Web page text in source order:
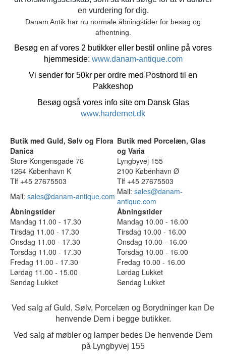
en vurdering for dig.
Danam Antik har nu normale åbningstider for besøg og
afhentning.
Besøg en af vores 2 butikker eller bestil online på vores
hjemmeside: www.danam-antique.com
Vi sender for 50kr per ordre med Postnord til en
Pakkeshop
Besøg også vores info site om Dansk Glas
www.hardernet.dk
Butik med Guld, Sølv og Flora
Danica
Butik med Porcelæn, Glas
og Varia
Store Kongensgade 76
Lyngbyvej 155
1264 København K
2100 København Ø
Tlf +45 27675503
Tlf +45 27675503
Mail: sales@danam-antique.com Mail: sales@danam-
antique.com
Åbningstider
Åbningstider
Mandag 11.00 - 17.30
Mandag 10.00 - 16.00
Tirsdag 11.00 - 17.30
Tirsdag 10.00 - 16.00
Onsdag 11.00 - 17.30
Onsdag 10.00 - 16.00
Torsdag 11.00 - 17.30
Torsdag 10.00 - 16.00
Fredag 11.00 - 17.30
Fredag 10.00 - 16.00
Lørdag 11.00 - 15.00
Lørdag Lukket
Søndag Lukket
Søndag Lukket
Ved salg af Guld, Sølv, Porcelæn og Borydninger kan De
henvende Dem i begge butikker.
Ved salg af møbler og lamper bedes De henvende Dem
på Lyngbyvej 155